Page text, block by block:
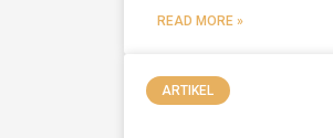
READ MORE »
ARTIKEL